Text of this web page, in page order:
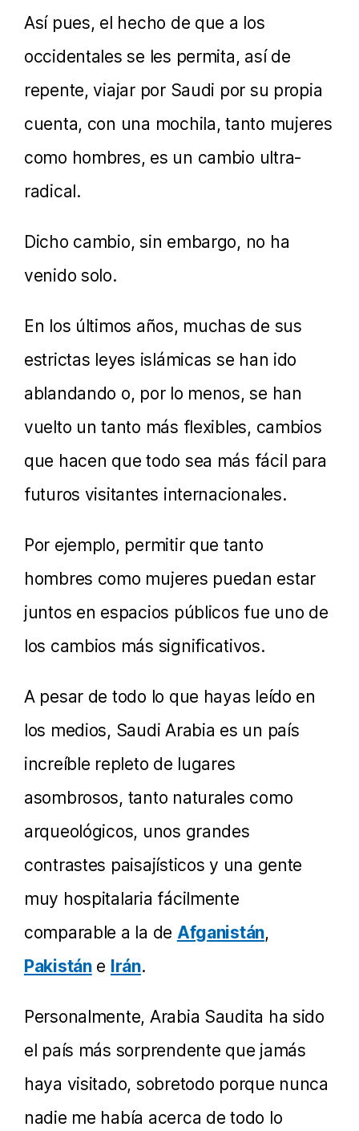
Así pues, el hecho de que a los
occidentales se les permita, así de
repente, viajar por Saudi por su propia
cuenta, con una mochila, tanto mujeres
como hombres, es un cambio ultra-
radical.
Dicho cambio, sin embargo, no ha
venido solo.
En los últimos años, muchas de sus
estrictas leyes islámicas se han ido
ablandando o, por lo menos, se han
vuelto un tanto más flexibles, cambios
que hacen que todo sea más fácil para
futuros visitantes internacionales.
Por ejemplo, permitir que tanto
hombres como mujeres puedan estar
juntos en espacios públicos fue uno de
los cambios más significativos.
A pesar de todo lo que hayas leído en
los medios, Saudi Arabia es un país
increíble repleto de lugares
asombrosos, tanto naturales como
arqueológicos, unos grandes
contrastes paisajísticos y una gente
muy hospitalaria fácilmente
comparable a la de Afganistán,
Pakistáne Irán.
Personalmente, Arabia Saudita ha sido
el país más sorprendente que jamás
haya visitado, sobretodo porque nunca
nadie me había acerca de todo lo